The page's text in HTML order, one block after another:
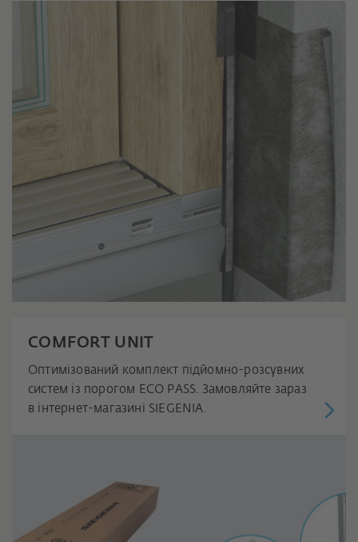
COMFORT UNIT
Оптимізований комплект підйомно-розсувних
систем із порогом ECO PASS. Замовляйте зараз
в інтернет-магазині SIEGENIA.